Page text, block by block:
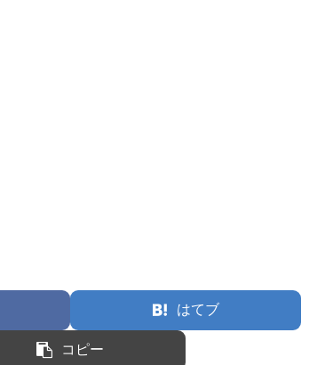
はてブ
コピー